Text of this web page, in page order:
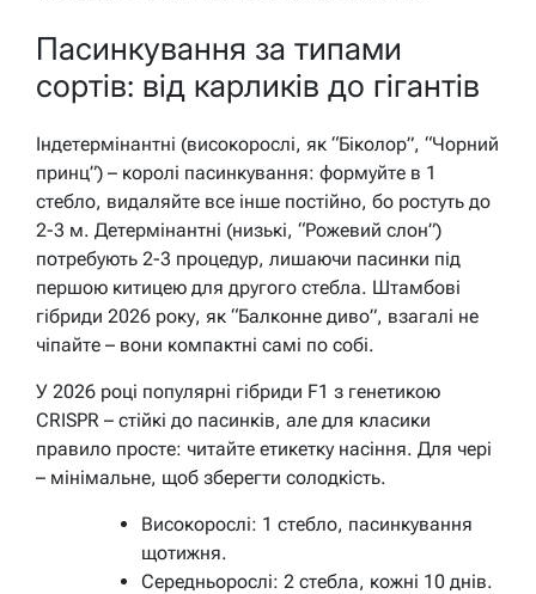
Пасинкування за типами
сортів: від карликів до гігантів
Індетермінантні (високорослі, як “Біколор”, “Чорний
принц”) – королі пасинкування: формуйте в 1
стебло, видаляйте все інше постійно, бо ростуть до
2-3 м. Детермінантні (низькі, “Рожевий слон”)
потребують 2-3 процедур, лишаючи пасинки під
першою китицею для другого стебла. Штамбові
гібриди 2026 року, як “Балконне диво”, взагалі не
чіпайте – вони компактні самі по собі.
У 2026 році популярні гібриди F1 з генетикою
CRISPR – стійкі до пасинків, але для класики
правило просте: читайте етикетку насіння. Для чері
– мінімальне, щоб зберегти солодкість.
Високорослі: 1 стебло, пасинкування
щотижня.
Середньорослі: 2 стебла, кожні 10 днів.